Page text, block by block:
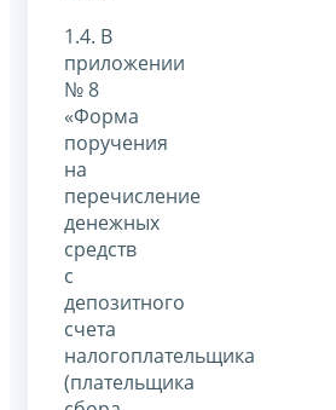
1.4. В
приложении
№ 8
«Форма
поручения
на
перечисление
денежных
средств
с
депозитного
счета
налогоплательщика
(плательщика